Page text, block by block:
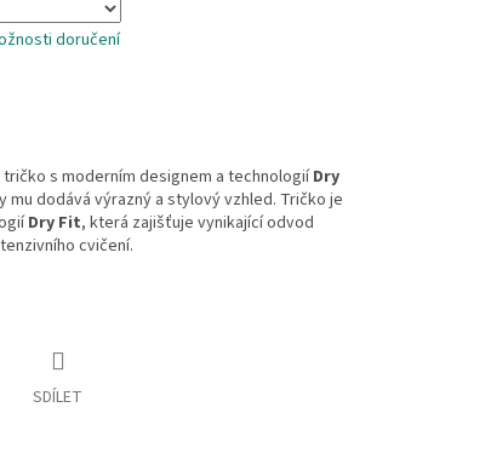
doručení
s moderním designem a technologiíDry
mu dodává výrazný a stylový vzhled. Tričko je
Dry Fit, která zajišťuje vynikající odvod
cvičení.
SDÍLET